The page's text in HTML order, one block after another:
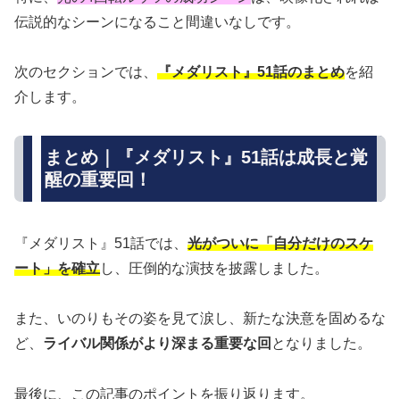
伝説的なシーンになること間違いなしです。
次のセクションでは、 『メダリスト』51話のまとめを紹
介します。
まとめ｜『メダリスト』51話は成長と覚
醒の重要回！
『メダリスト』51話では、 光がついに「自分だけのスケ
ート」を確立し、圧倒的な演技を披露しました。
また、いのりもその姿を見て涙し、新たな決意を固めるな
ど、 ライバル関係がより深まる重要な回 となりました。
最後に、この記事のポイントを振り返ります。